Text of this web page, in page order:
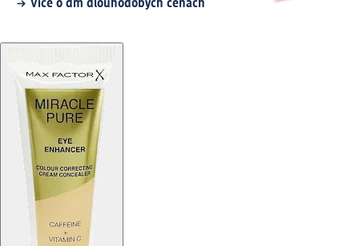
Více o dm dlouhodobých cenách